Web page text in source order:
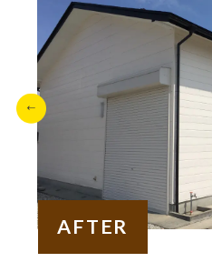
AFTER